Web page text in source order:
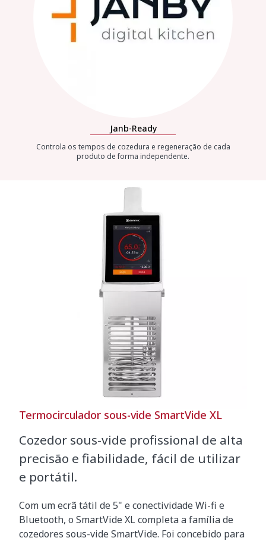
Janb-Ready
Controla os tempos de cozedura e regeneração de cada
produto de forma independente.
Termocirculador sous-vide SmartVide XL
Cozedor sous-vide profissional de alta
precisão e fiabilidade, fácil de utilizar
e portátil.
Com um ecrã tátil de 5" e conectividade Wi-fi e
Bluetooth, o SmartVide XL completa a família de
cozedores sous-vide SmartVide. Foi concebido para